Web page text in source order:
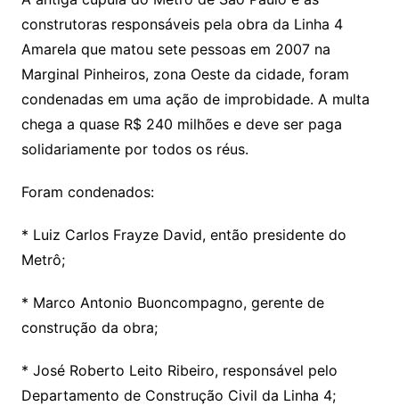
construtoras responsáveis pela obra da Linha 4
Amarela que matou sete pessoas em 2007 na
Marginal Pinheiros, zona Oeste da cidade, foram
condenadas em uma ação de improbidade. A multa
chega a quase R$ 240 milhões e deve ser paga
solidariamente por todos os réus.
Foram condenados:
* Luiz Carlos Frayze David, então presidente do
Metrô;
* Marco Antonio Buoncompagno, gerente de
construção da obra;
* José Roberto Leito Ribeiro, responsável pelo
Departamento de Construção Civil da Linha 4;